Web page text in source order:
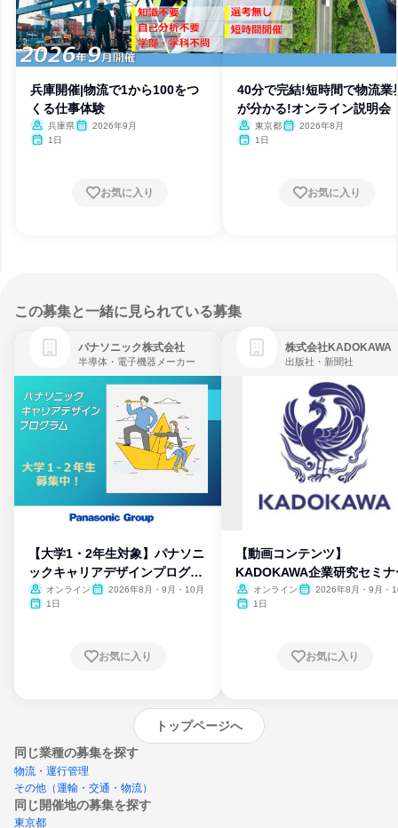
兵庫開催|物流で1から100をつ
くる仕事体験
兵庫県
2026年9月
1日
お気に入り
40分で完結!短時間で物流業
が分かる!オンライン説明会
東京都
2026年8月
1日
お気に入り
この募集と一緒に見られている募集
パナソニック株式会社
半導体・電子機器メーカー
【大学1・2年生対象】パナソニ
ックキャリアデザインプログラ
ム
オンライン
2026年8月・9月・10月
1日
お気に入り
株式会社KADOKAWA
出版社・新聞社
【動画コンテンツ】
KADOKAWA企業研究セミナ
オンライン
2026年8月・9月・
1日
お気に入り
トップページへ
同じ業種の募集を探す
物流・運行管理
その他（運輸・交通・物流）
同じ開催地の募集を探す
東京都